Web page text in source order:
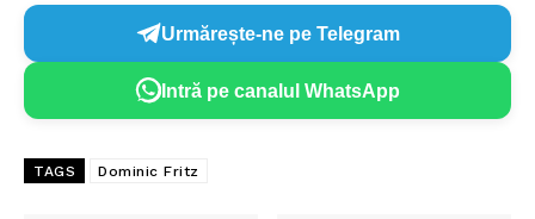
Urmărește-ne pe Telegram
Intră pe canalul WhatsApp
TAGS Dominic Fritz